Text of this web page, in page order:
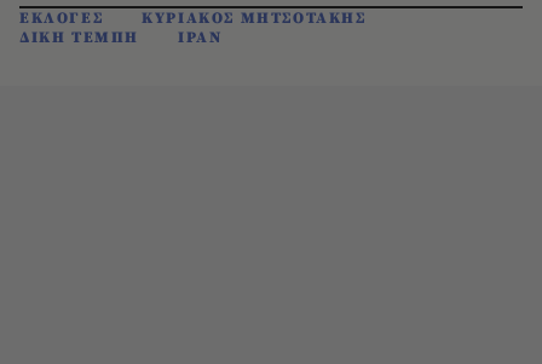
ΕΚΛΟΓΕΣ
ΚΥΡΙΑΚΟΣ ΜΗΤΣΟΤΑΚΗΣ
ΔΙΚΗ ΤΕΜΠΗ
ΙΡΑΝ